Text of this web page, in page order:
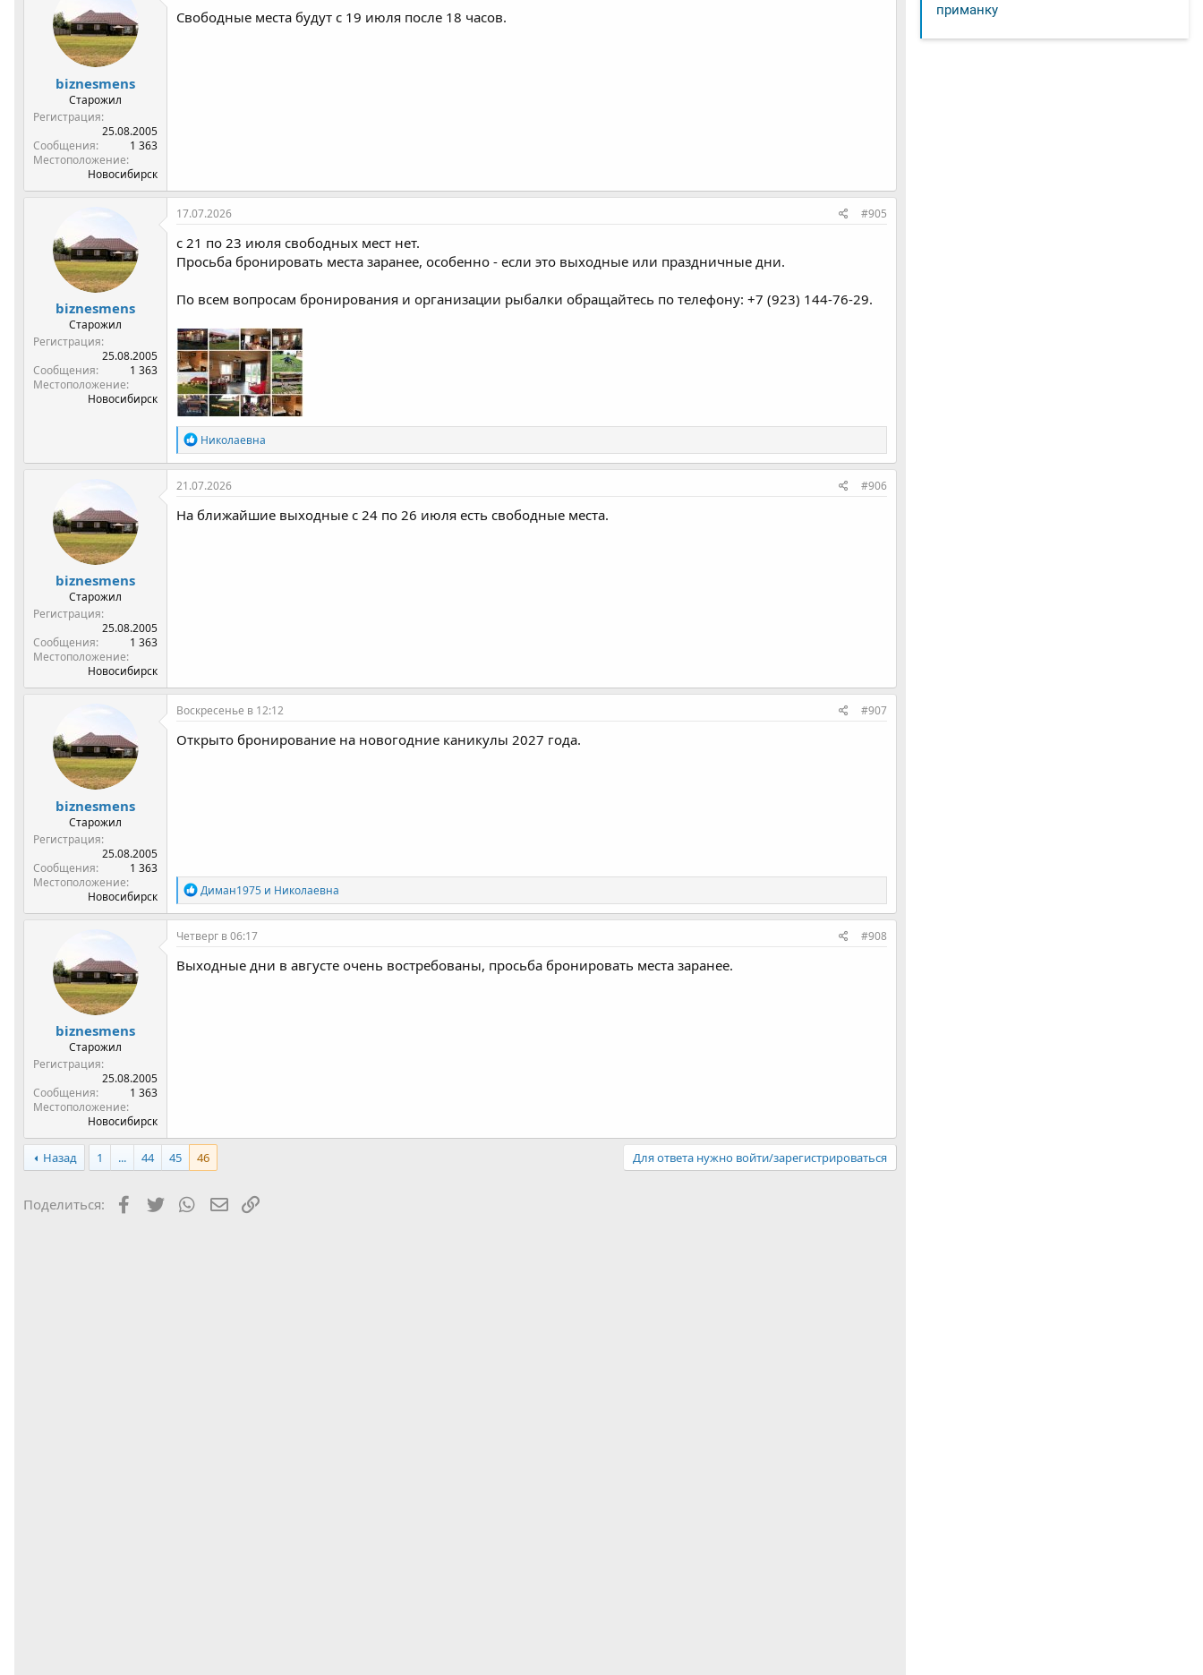
biznesmens
Старожил
Регистрация
25.08.2005
Сообщения
1 363
Местоположение
Новосибирск
Свободные места будут с 19 июля после 18 часов.
biznesmens
Старожил
Регистрация
25.08.2005
Сообщения
1 363
Местоположение
Новосибирск
17.07.2026 #905
с 21 по 23 июля свободных мест нет.
Просьба бронировать места заранее, особенно - если это выходные или праздничные дни.
По всем вопросам бронирования и организации рыбалки обращайтесь по телефону: +7 (923) 144-76-29.
Р
е
а
к
и
и
Николаевна
biznesmens
Старожил
Регистрация
25.08.2005
Сообщения
1 363
Местоположение
Новосибирск
21.07.2026 #906
На ближайшие выходные с 24 по 26 июля есть свободные места.
biznesmens
Старожил
Регистрация
25.08.2005
Сообщения
1 363
Местоположение
Новосибирск
Воскресенье в 12:12 #907
Открыто бронирование на новогодние каникулы 2027 года.
Р
е
а
к
и
и
Диман1975 и Николаевна
biznesmens
Старожил
Регистрация
25.08.2005
Сообщения
1 363
Местоположение
Новосибирск
Четверг в 06:17 #908
Выходные дни в августе очень востребованы, просьба бронировать места заранее.
Назад 1 ... 44 45 46 Для ответа нужно войти/зарегистрироваться
Поделиться: Facebook
Twitter WhatsAppЭлектронная почта
приманку